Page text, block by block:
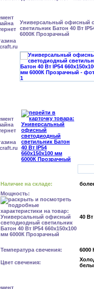
Универсальный офисный
светильник Батон 40 Вт
6000К Прозрачный
Наличие на складе:
Мощность:
40 Вт
Температура свечения: 6000
Цвет свечения: